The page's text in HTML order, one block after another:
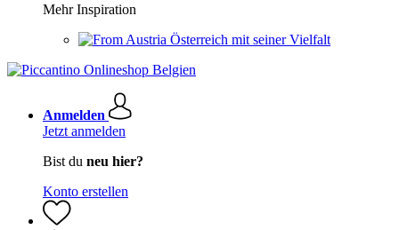
Mehr Inspiration
Österreich mit seiner Vielfalt
Anmelden
Jetzt anmelden
Bist du neu hier?
Konto erstellen